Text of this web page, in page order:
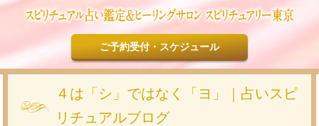
ご予約受付・スケジュール
４は「シ」ではなく「ヨ」｜占いスピ
リチュアルブログ